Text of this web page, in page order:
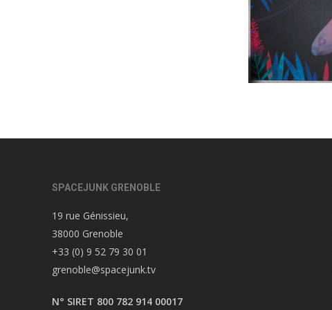
SPACEJUNK GRENOBLE
19 rue Génissieu,
38000 Grenoble
+33 (0) 9 52 79 30 01
grenoble@spacejunk.tv
N° SIRET 800 782 914 00017